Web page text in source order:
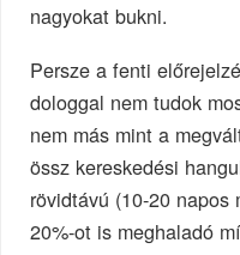
nagyokat bukni.
Persze a fenti
dologgal nem tudok
nem más mint a
össz kereskedési
rövidtávú (10-20 napos
20%-ot is meghaladó